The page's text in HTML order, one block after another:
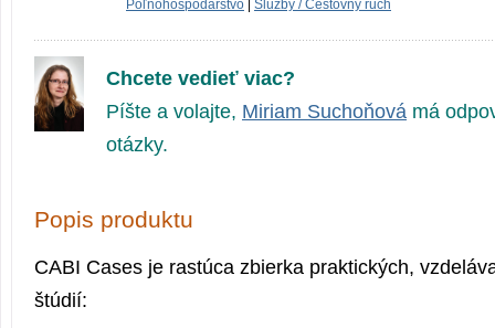
Poľnohospodárstvo
Služby / Cestovný ruch
Chcete vedieť viac?
Píšte a volajte, Miriam Suchoňová má
otázky.
Popis produktu
CABI Cases je rastúca zbierka praktických,
štúdií: